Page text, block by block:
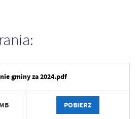
gminy za 2024.pdf
POBIERZ